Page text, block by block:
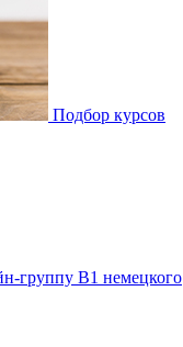
Подбор курсов
группу В1 немецкого